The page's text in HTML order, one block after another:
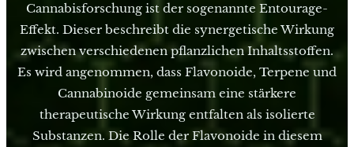
Cannabisforschung ist der sogenannte Entourage-
Effekt. Dieser beschreibt die synergetische Wirkung
zwischen verschiedenen pflanzlichen Inhaltsstoffen.
Es wird angenommen, dass Flavonoide, Terpene und
Cannabinoide gemeinsam eine stärkere
therapeutische Wirkung entfalten als isolierte
Substanzen. Die Rolle der Flavonoide in diesem